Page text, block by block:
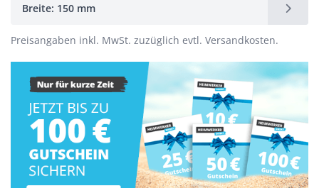
Breite: 150 mm
Preisangaben inkl. MwSt. zuzüglich evtl. Versandkosten.